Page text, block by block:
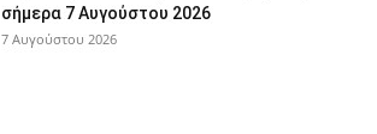
σήμερα 7 Αυγούστου 2026
7 Αυγούστου 2026